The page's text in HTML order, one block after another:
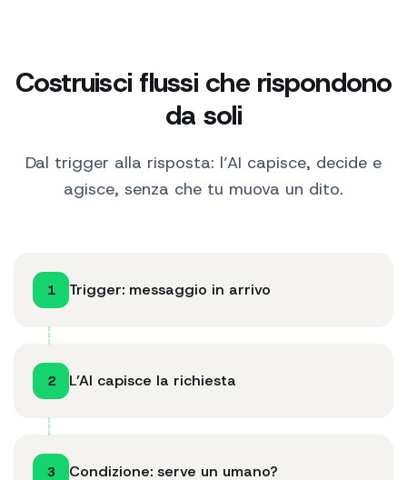
Costruisci flussi che rispondono
da soli
Dal trigger alla risposta: l’AI capisce, decide e
agisce, senza che tu muova un dito.
1 Trigger: messaggio in arrivo
2 L’AI capisce la richiesta
3 Condizione: serve un umano?